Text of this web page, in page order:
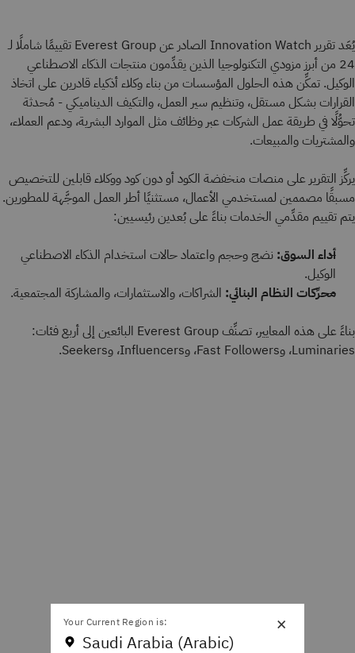
يُعَد تقرير Innovation Watch الصادر عن Everest Group تقييمًا شاملًا لـ
24 من أبرز مزودي التكنولوجيا الذين يقدِّمون منتجات الذكاء الاصطناعي
الوكيل. تمكِّن هذه الحلول المؤسسات من بناء وكلاء أذكياء قادرين على اتخاذ
القرارات بشكل مستقل، وتنظيم سير العمل، والتكيف الديناميكي - مُحدثة
تحوُّلًا في طريقة عمل الشركات عبر وظائف مثل الموارد البشرية، ودعم العملاء،
والمشتريات والمبيعات.
يركِّز التقرير على منصات منخفضة الكود أو دون كود ووكلاء قابلين للتخصيص
مسبقًا مصممين لمستخدمي الأعمال، مستثنيًا أطر العمل الموجَّهة للمطورين.
يتم تقييم مقدِّمي الخدمات بناءً على بُعدين رئيسيين:
أداء السوق: نضج وحجم واعتماد حالات استخدام الذكاء الاصطناعي
الوكيل.
محرِّكات النظام البنائي: الشراكات، والاستثمارات، والمشاركة المجتمعية.
بناءً على هذه المعايير، تصنِّف Everest Group البائعين إلى أربع فئات:
Luminaries، وFast Followers، وInfluencers، وSeekers.
×
Your Current Region is:
Saudi Arabia (Arabic)